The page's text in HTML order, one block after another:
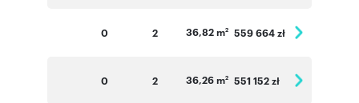
0 2 36,82 m2 559 664 zł
0 2 36,26 m2 551 152 zł